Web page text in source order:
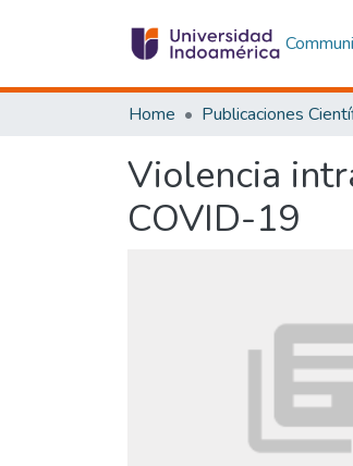
Home Publicaciones
Violencia
COVID-19